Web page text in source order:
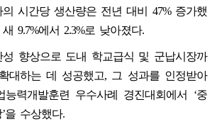
시간당 생산량은 전년 대비 47% 증가했
9.7%에서 2.3%로 낮아졌다.
향상으로 도내 학교급식 및 군납시장까
대하는 데 성공했고, 그 성과를 인정받아
력개발훈련 우수사례 경진대회에서 ‘중
을 수상했다.